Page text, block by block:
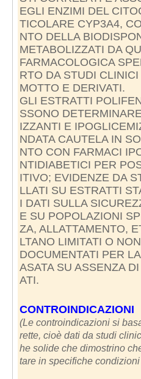
EGLI ENZIMI DEL
TICOLARE CYP3A4,
NTO DELLA
METABOLIZZATI DA
FARMACOLOGICA
RTO DA STUDI
MOTTO E DERIVATI.
GLI ESTRATTI
SSONO
IZZANTI E
NDATA CAUTELA IN
NTO CON FARMACI
NTIDIABETICI PER
ITIVO; EVIDENZE DA
LLATI SU ESTRATTI
I DATI SULLA
E SU POPOLAZIONI
ZA, ALLATTAMENTO,
LTANO LIMITATI O
DOCUMENTATI PER
ASATA SU ASSENZA
ATI.
CONTROINDICAZIONI
(Le controindicazioni si
rette, cioè dati da studi
he solide che dimostrino
tare in specifiche